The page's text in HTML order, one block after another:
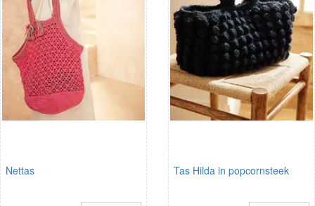
Nettas Tas Hilda in popcornsteek